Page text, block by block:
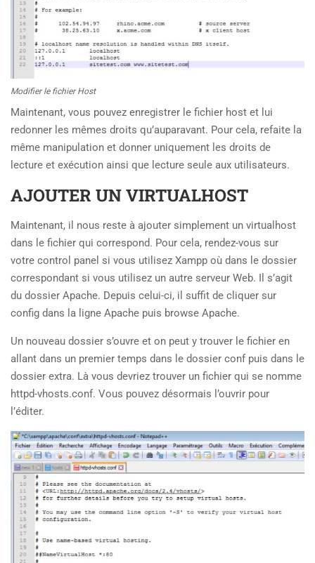
Modifier le fichier Host
Maintenant, vous pouvez enregistrer le fichier host et lui
redonner les mêmes droits qu’auparavant. Pour cela, refaite la
même manipulation et donner uniquement les droits de
lecture et exécution ainsi que lecture seule aux utilisateurs.
AJOUTER UN VIRTUALHOST
Maintenant, il nous reste à ajouter simplement un virtualhost
dans le fichier qui correspond. Pour cela, rendez-vous sur
votre control panel si vous utilisez Xampp où dans le dossier
correspondant si vous utilisez un autre serveur Web. Il s’agit
du dossier Apache. Depuis celui-ci, il suffit de cliquer sur
config dans la ligne Apache puis browse Apache.
Un nouveau dossier s’ouvre et on peut y trouver le fichier en
allant dans un premier temps dans le dossier conf puis dans le
dossier extra. Là vous devriez trouver un fichier qui se nomme
httpd-vhosts.conf. Vous pouvez désormais l’ouvrir pour
l’éditer.